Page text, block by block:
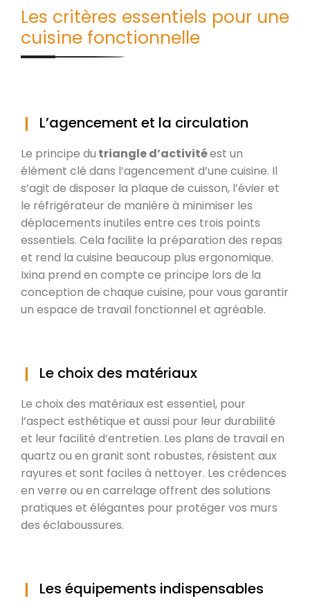
Les critères essentiels pour une
cuisine fonctionnelle
L’agencement et la circulation
Le principe du triangle d’activitéest un
élément clé dans l’agencement d’une cuisine. Il
s’agit de disposer la plaque de cuisson, l’évier et
le réfrigérateur de manière à minimiser les
déplacements inutiles entre ces trois points
essentiels. Cela facilite la préparation des repas
et rend la cuisine beaucoup plus ergonomique.
Ixina prend en compte ce principe lors de la
conception de chaque cuisine, pour vous garantir
un espace de travail fonctionnel et agréable.
Le choix des matériaux
Le choix des matériaux est essentiel, pour
l’aspect esthétique et aussi pour leur durabilité
et leur facilité d’entretien. Les plans de travail en
quartz ou en granit sont robustes, résistent aux
rayures et sont faciles à nettoyer. Les crédences
en verre ou en carrelage offrent des solutions
pratiques et élégantes pour protéger vos murs
des éclaboussures.
Les équipements indispensables